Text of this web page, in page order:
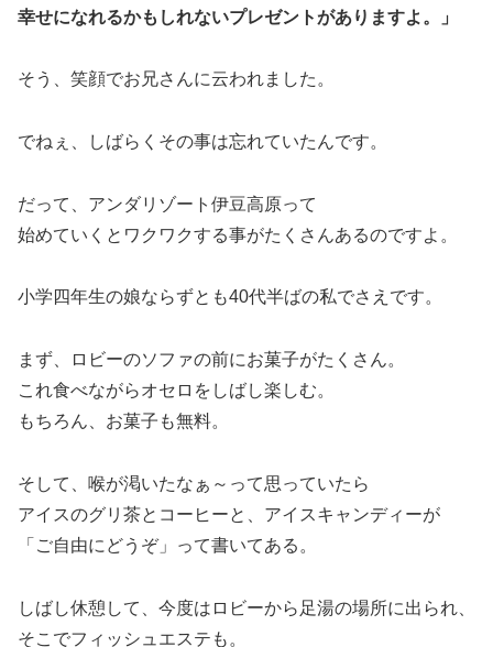
幸せになれるかもしれないプレゼントがありますよ。」
そう、笑顔でお兄さんに云われました。
でねぇ、しばらくその事は忘れていたんです。
だって、アンダリゾート伊豆高原って
始めていくとワクワクする事がたくさんあるのですよ。
小学四年生の娘ならずとも40代半ばの私でさえです。
まず、ロビーのソファの前にお菓子がたくさん。
これ食べながらオセロをしばし楽しむ。
もちろん、お菓子も無料。
そして、喉が渇いたなぁ～って思っていたら
アイスのグリ茶とコーヒーと、アイスキャンディーが
「ご自由にどうぞ」って書いてある。
しばし休憩して、今度はロビーから足湯の場所に出られ、
そこでフィッシュエステも。